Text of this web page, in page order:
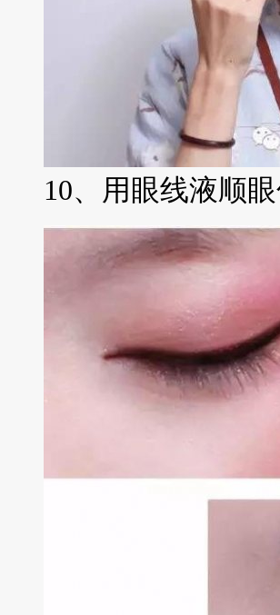
10、用眼线液顺